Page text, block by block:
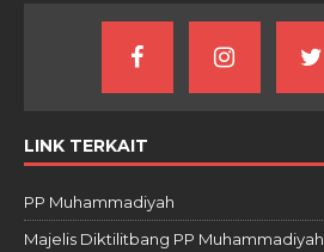
LINK TERKAIT
PP Muhammadiyah
Majelis Diktilitbang PP Muhammadiyah